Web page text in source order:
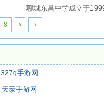
聊城东昌中学成立于
8 › ›
327g手游网
天泰手游网